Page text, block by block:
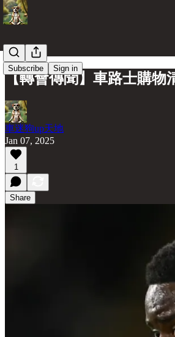
Subscribe Sign in
【轉會傳聞】車路士購物
車迷狗up天地
Jan 07, 2025
1
Share